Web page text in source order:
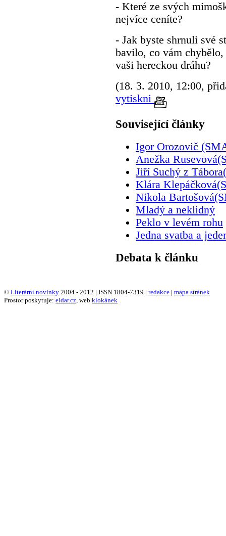
- Které ze svých
nejvíce ceníte?
- Jak byste shrnuli své
bavilo, co vám
vaši hereckou dráhu?
(18. 3. 2010, 12:00,
vytiskni
Související články
Igor Orozovič
Anežka
Jiří Suchý z
Klára
Nikola
Mladý a neklidný
Peklo v levém rohu
Jedna svatba a
Debata k článku
© Literární novinky 2004 - 2012 | ISSN 1804-7319 | redakce | mapa stránek
Prostor poskytuje: eldar.cz , web klokánek